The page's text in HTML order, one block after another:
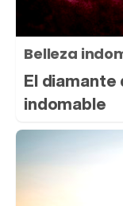
Belleza
El diamante
indomable